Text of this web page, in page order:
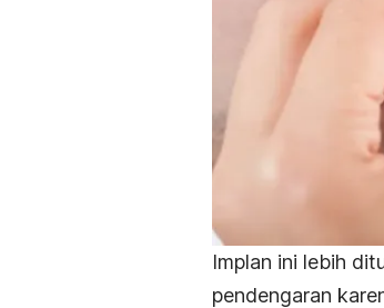
Implan ini lebih
pendengaran